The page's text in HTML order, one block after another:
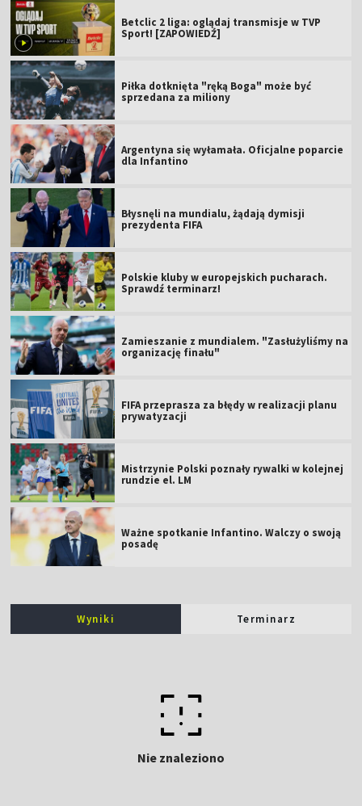
Betclic 2 liga: oglądaj transmisje w TVP
Sport! [ZAPOWIEDŹ]
Piłka dotknięta "ręką Boga" może być
sprzedana za miliony
Argentyna się wyłamała. Oficjalne poparcie
dla Infantino
Błysnęli na mundialu, żądają dymisji
prezydenta FIFA
Polskie kluby w europejskich pucharach.
Sprawdź terminarz!
Zamieszanie z mundialem. "Zasłużyliśmy na
organizację finału"
FIFA przeprasza za błędy w realizacji planu
prywatyzacji
Mistrzynie Polski poznały rywalki w kolejnej
rundzie el. LM
Ważne spotkanie Infantino. Walczy o swoją
posadę
Wyniki Terminarz
Nie znaleziono